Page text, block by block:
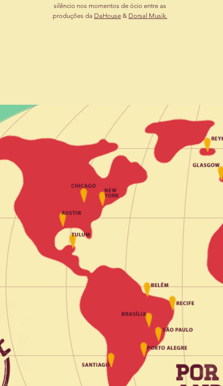
silêncio nos momentos de ócio entre as
produções da DaHouse & Dorsal Musik.